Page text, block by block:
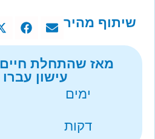
שיתוף מהיר
מאז שהתחלת
עישון
ימים
דקות